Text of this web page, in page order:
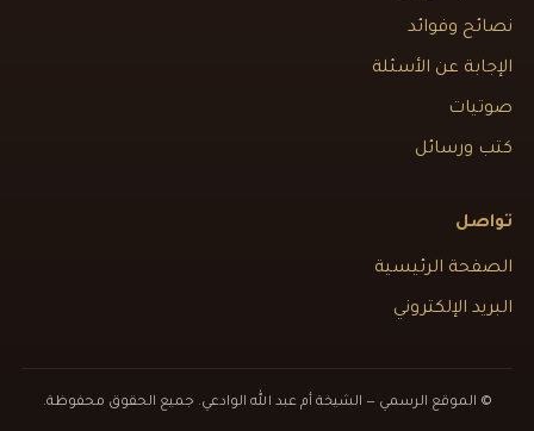
نصائح وفوائد
الإجابة عن الأسئلة
صوتيات
كتب ورسائل
تواصل
الصفحة الرئيسية
البريد الإلكتروني
© الموقع الرسمي — الشيخة أم عبد الله الوادعي. جميع الحقوق محفوظة.